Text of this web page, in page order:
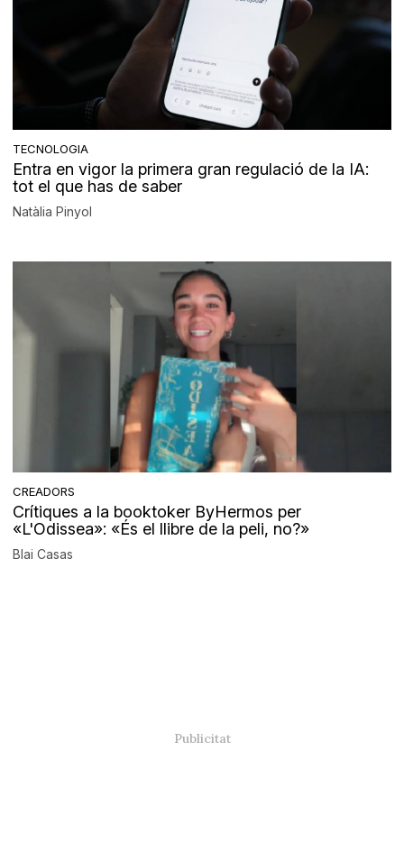
TECNOLOGIA
Entra en vigor la primera gran regulació de la IA:
tot el que has de saber
Natàlia Pinyol
CREADORS
Crítiques a la booktoker ByHermos per
«L'Odissea»: «És el llibre de la peli, no?»
Blai Casas